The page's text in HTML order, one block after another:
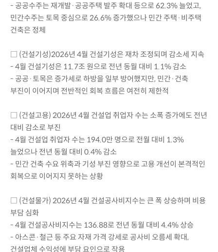
- 공공수주는 재개발·공공주택 발주 확대 등으로 62.3% 늘었고,
민간수주는 토목 중심으로 26.6% 증가했으나 민간 주택·비주택
건축은 정체
□ (건설기성)2026년 4월 건설기성은 재차 조정되며 감소세 지속
- 4월 건설기성은 11.7조 원으로 전년 동월 대비 1.1% 감소
- 공공·토목은 증가세로 하방을 일부 방어했지만, 민간·건축
부진이 이어지며 전반적인 회복 흐름은 여전히 제한적
□ (건설고용) 2026년 4월 건설업 취업자 수는 소폭 증가에도 전년
대비 감소로 부진
- 4월 건설업 취업자 수는 194.0만 명으로 전월 대비 1.3%
늘었으나 전년 동월 대비 0.4% 감소
- 민간 건축 수요 위축과 기성 부진 영향으로 고용 개선이 본격적인
회복으로 이어지지 못하는 상황
□ (건설물가) 2026년 4월 건설공사비지수는 큰 폭 상승하며 비용
부담 심화
- 4월 건설공사비지수는 136.88로 전년 동월 대비 4.4% 상승
- 아스콘·철근 등 주요 자재 가격 강세로 공사비 오름세 확대,
건설업체 수익성에 부담 요인으로 작용